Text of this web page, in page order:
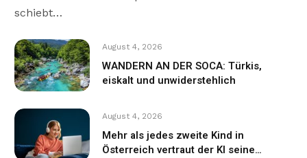
schiebt…
August 4, 2026
WANDERN AN DER SOCA: Türkis,
eiskalt und unwiderstehlich
August 4, 2026
Mehr als jedes zweite Kind in
Österreich vertraut der KI seine